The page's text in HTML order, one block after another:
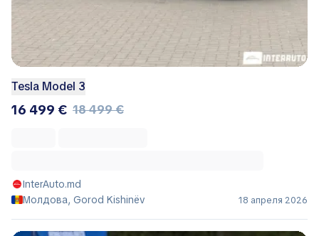
Tesla Model 3
16 499 € 18 499 €
InterAuto.md
Молдова, Gorod Kishinëv
18 апреля 2026